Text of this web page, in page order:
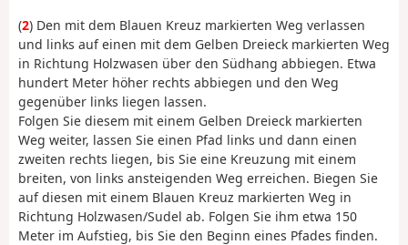
(2) Den mit dem Blauen Kreuz markierten Weg verlassen
und links auf einen mit dem Gelben Dreieck markierten Weg
in Richtung Holzwasen über den Südhang abbiegen. Etwa
hundert Meter höher rechts abbiegen und den Weg
gegenüber links liegen lassen.
Folgen Sie diesem mit einem Gelben Dreieck markierten
Weg weiter, lassen Sie einen Pfad links und dann einen
zweiten rechts liegen, bis Sie eine Kreuzung mit einem
breiten, von links ansteigenden Weg erreichen. Biegen Sie
auf diesen mit einem Blauen Kreuz markierten Weg in
Richtung Holzwasen/Sudel ab. Folgen Sie ihm etwa 150
Meter im Aufstieg, bis Sie den Beginn eines Pfades finden.